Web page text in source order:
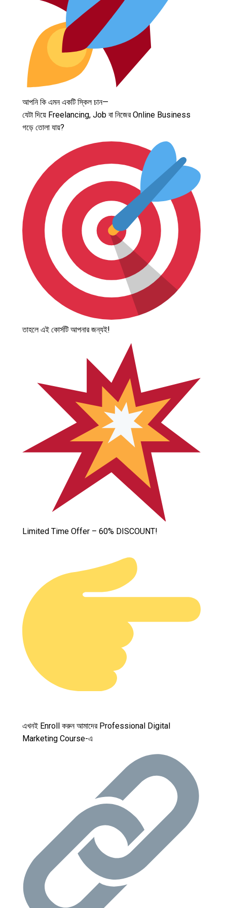
আপনি কি এমন একটি স্কিল চান—
যেটা দিয়ে Freelancing, Job বা নিজের Online Business
গড়ে তোলা যায়?
তাহলে এই কোর্সটি আপনার জন্যই!
Limited Time Offer – 60% DISCOUNT!
এখনই Enroll করুন আমাদের Professional Digital
Marketing Course-এ